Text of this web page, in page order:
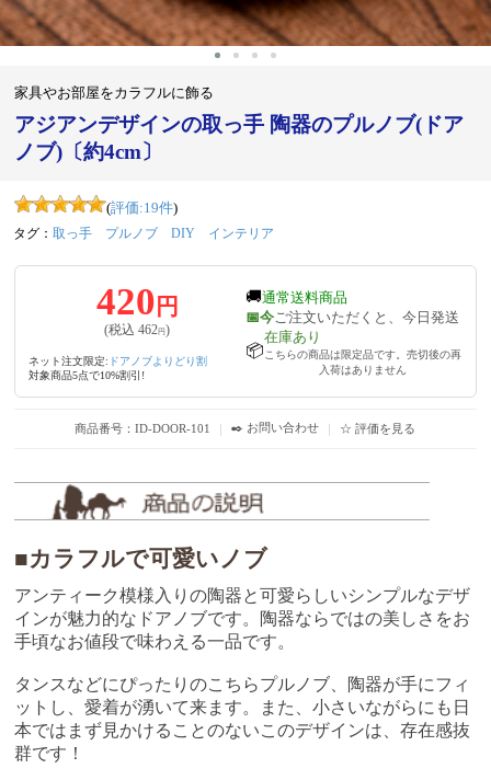
家具やお部屋をカラフルに飾る
アジアンデザインの取っ手 陶器のプルノブ(ドア
ノブ)〔約4cm〕
(評価:19件)
タグ： 取っ手 プルノブ DIY インテリア
420 円
(税込462円)
ネット注文限定: ドアノブよりどり割
対象商品5点で10%割引!
🚚通常送料商品
📅今 ご注文いただくと、今日発送
📦
在庫あり
こちらの商品は限定品です。売切後の再
入荷はありません
商品番号：ID-DOOR-101 ｜ ✒️ お問い合わせ ｜ ☆ 評価を見る
■カラフルで可愛いノブ
アンティーク模様入りの陶器と可愛らしいシンプルなデザ
インが魅力的なドアノブです。陶器ならではの美しさをお
手頃なお値段で味わえる一品です。
タンスなどにぴったりのこちらプルノブ、陶器が手にフィ
ットし、愛着が湧いて来ます。また、小さいながらにも日
本ではまず見かけることのないこのデザインは、存在感抜
群です！